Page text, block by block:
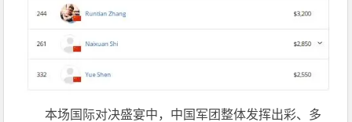
本场国际对决盛宴中，中国军团整体发挥出彩、多